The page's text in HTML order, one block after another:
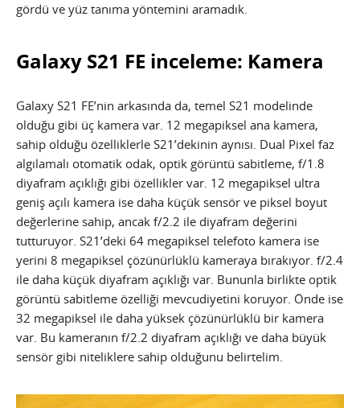
gördü ve yüz tanıma yöntemini aramadık.
Galaxy S21 FE inceleme: Kamera
Galaxy S21 FE’nin arkasında da, temel S21 modelinde
olduğu gibi üç kamera var. 12 megapiksel ana kamera,
sahip olduğu özelliklerle S21’dekinin aynısı. Dual Pixel faz
algılamalı otomatik odak, optik görüntü sabitleme, f/1.8
diyafram açıklığı gibi özellikler var. 12 megapiksel ultra
geniş açılı kamera ise daha küçük sensör ve piksel boyut
değerlerine sahip, ancak f/2.2 ile diyafram değerini
tutturuyor. S21’deki 64 megapiksel telefoto kamera ise
yerini 8 megapiksel çözünürlüklü kameraya bırakıyor. f/2.4
ile daha küçük diyafram açıklığı var. Bununla birlikte optik
görüntü sabitleme özelliği mevcudiyetini koruyor. Önde ise
32 megapiksel ile daha yüksek çözünürlüklü bir kamera
var. Bu kameranın f/2.2 diyafram açıklığı ve daha büyük
sensör gibi niteliklere sahip olduğunu belirtelim.